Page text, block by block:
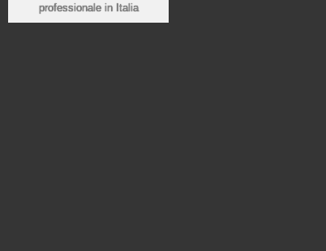
professionale in Italia